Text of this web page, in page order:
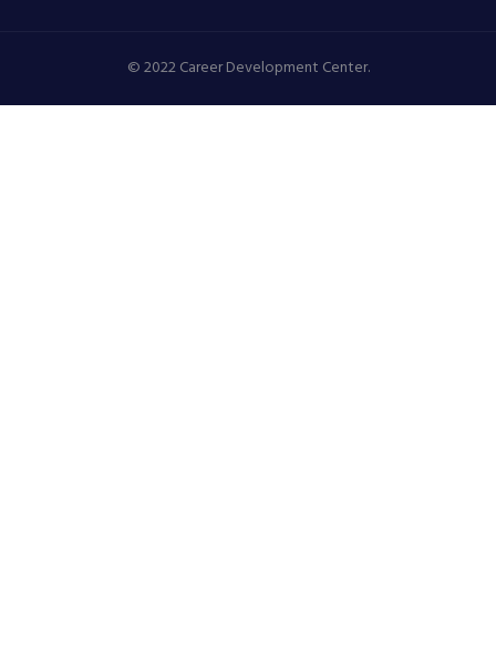
© 2022 Career Development Center.